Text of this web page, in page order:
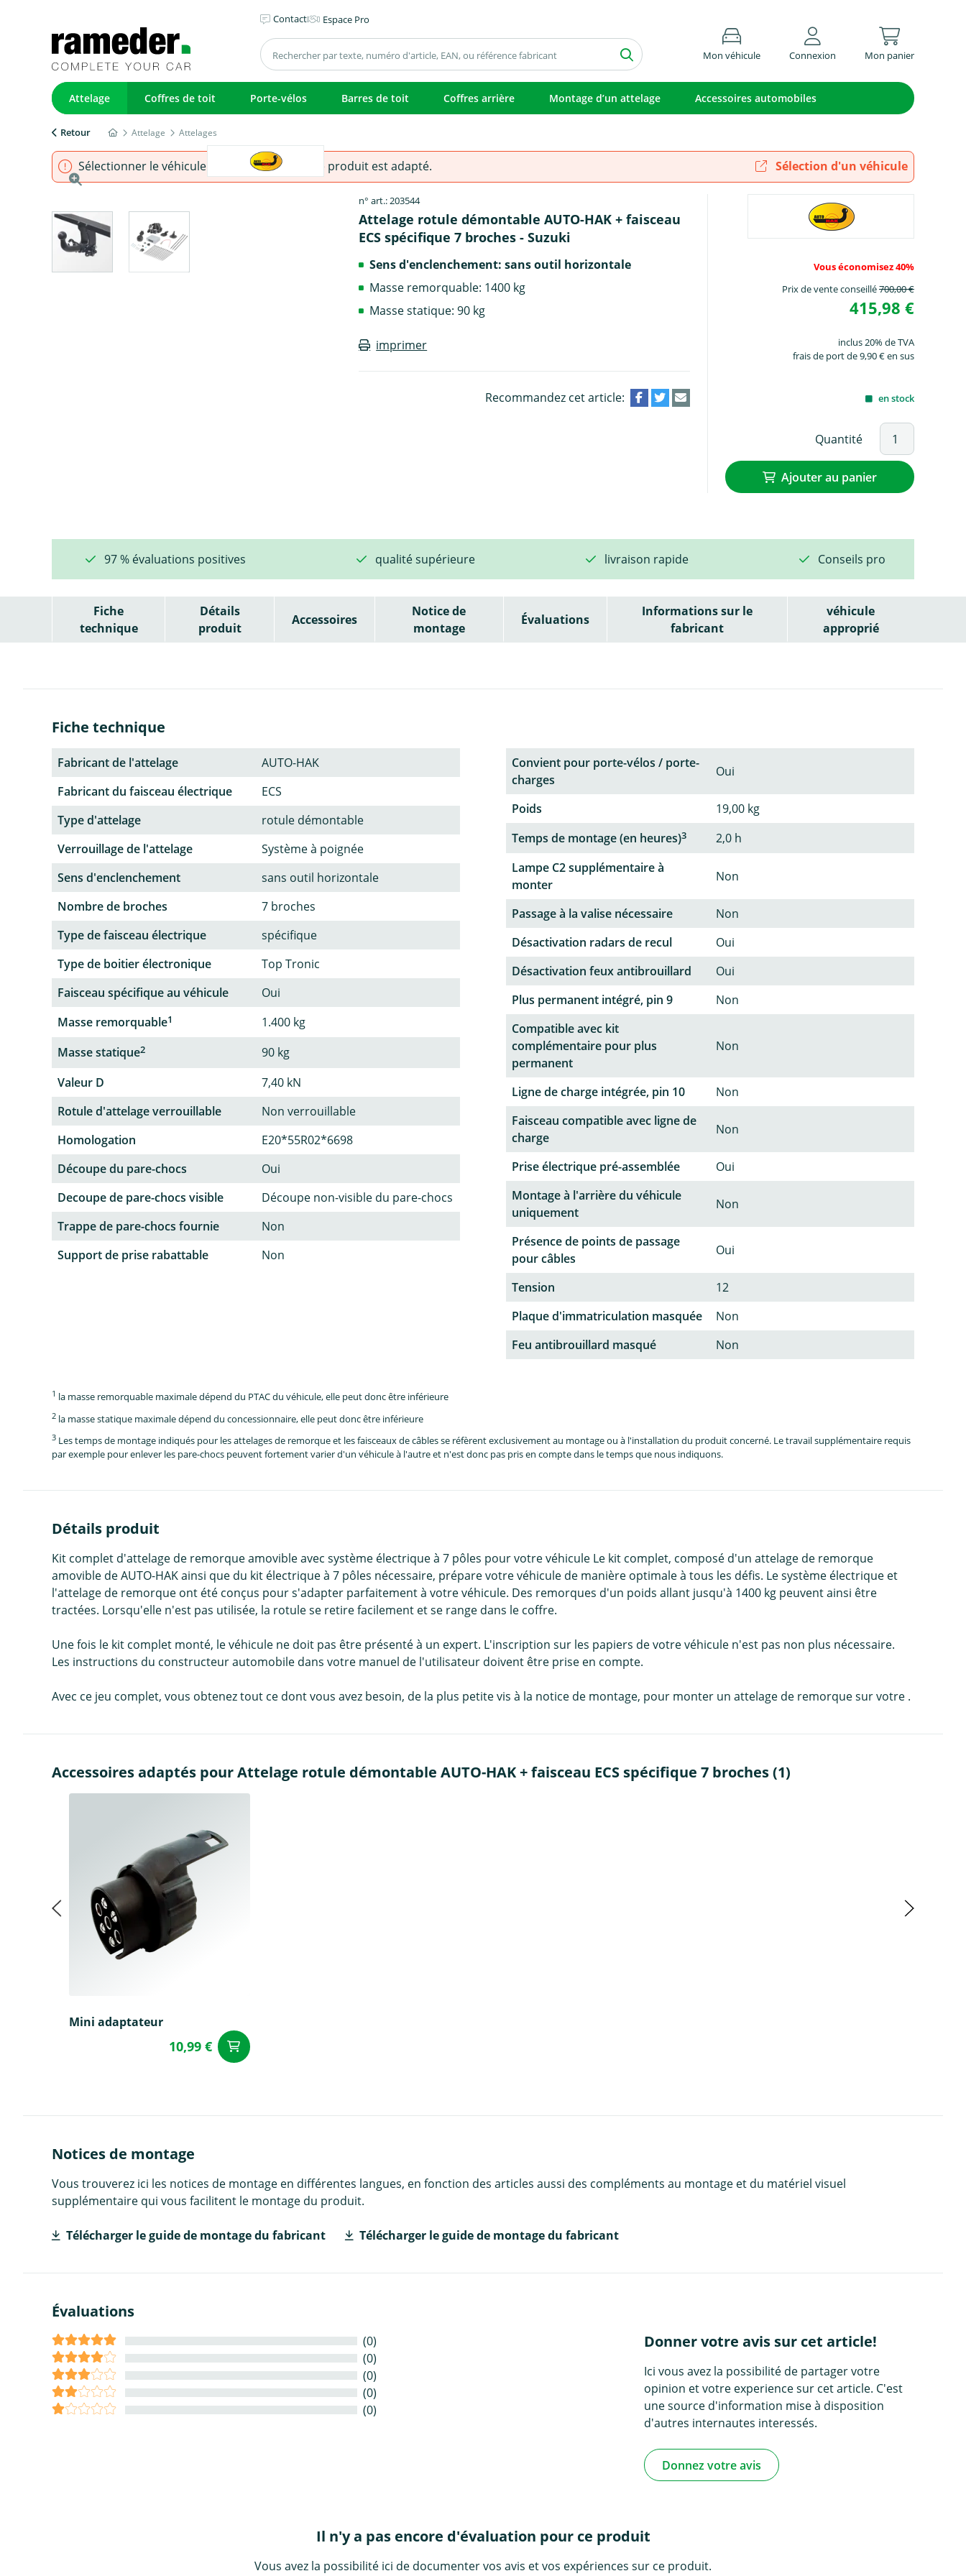
Contact Espace Pro
Mon véhicule Connexion Mon panier
Attelage Coffres de toit Porte-vélos Barres de toit Coffres arrière Montage d’un attelage Accessoires automobiles
Retour Attelage Attelages
Sélectionner le véhicule pour s'assurer que le produit est adapté. Sélection d'un véhicule
n° art.: 203544
Attelage rotule démontable AUTO-HAK + faisceau
ECS spécifique 7 broches - Suzuki
Sens d'enclenchement: sans outil horizontale
Masse remorquable: 1400 kg
Masse statique: 90 kg
imprimer
Recommandez cet article:
Vous économisez 40%
Prix de vente conseillé700,00 €
415,98 €
inclus 20% de TVA
frais de port de 9,90 € en sus
en stock
Quantité
Ajouter au panier
97 % évaluations positives qualité supérieure livraison rapide Conseils pro
Fiche
technique
Détails
produit
Accessoires
Notice de
montage
Évaluations
Informations sur le
fabricant
véhicule
approprié
Fiche technique
Fabricant de l'attelage
AUTO-HAK
Fabricant du faisceau électrique
ECS
Type d'attelage
rotule démontable
Verrouillage de l'attelage
Système à poignée
Sens d'enclenchement
sans outil horizontale
Nombre de broches
7 broches
Type de faisceau électrique
spécifique
Type de boitier électronique
Top Tronic
Faisceau spécifique au véhicule
Oui
Masse remorquable1
1.400 kg
Masse statique2
90 kg
Valeur D
7,40 kN
Rotule d'attelage verrouillable
Non verrouillable
Homologation
E20*55R02*6698
Découpe du pare-chocs
Oui
Decoupe de pare-chocs visible
Découpe non-visible du pare-chocs
Trappe de pare-chocs fournie
Non
Support de prise rabattable
Non
Convient pour porte-vélos / porte-
charges
Oui
Poids
19,00 kg
Temps de montage (en heures)3
2,0 h
Lampe C2 supplémentaire à
monter
Non
Passage à la valise nécessaire
Non
Désactivation radars de recul
Oui
Désactivation feux antibrouillard
Oui
Plus permanent intégré, pin 9
Non
Compatible avec kit
complémentaire pour plus
permanent
Non
Ligne de charge intégrée, pin 10
Non
Faisceau compatible avec ligne de
charge
Non
Prise électrique pré-assemblée
Oui
Montage à l'arrière du véhicule
uniquement
Non
Présence de points de passage
pour câbles
Oui
Tension
12
Plaque d'immatriculation masquée
Non
Feu antibrouillard masqué
Non
1 la masse remorquable maximale dépend du PTAC du véhicule, elle peut donc être inférieure
2 la masse statique maximale dépend du concessionnaire, elle peut donc être inférieure
3 Les temps de montage indiqués pour les attelages de remorque et les faisceaux de câbles se réfèrent exclusivement au montage ou à l'installation du produit concerné. Le travail supplémentaire requis
par exemple pour enlever les pare-chocs peuvent fortement varier d'un véhicule à l'autre et n'est donc pas pris en compte dans le temps que nous indiquons.
Détails produit
Kit complet d'attelage de remorque amovible avec système électrique à 7 pôles pour votre véhicule Le kit complet, composé d'un attelage de remorque
amovible de AUTO-HAK ainsi que du kit électrique à 7 pôles nécessaire, prépare votre véhicule de manière optimale à tous les défis. Le système électrique et
l'attelage de remorque ont été conçus pour s'adapter parfaitement à votre véhicule. Des remorques d'un poids allant jusqu'à 1400 kg peuvent ainsi être
tractées. Lorsqu'elle n'est pas utilisée, la rotule se retire facilement et se range dans le coffre.
Une fois le kit complet monté, le véhicule ne doit pas être présenté à un expert. L'inscription sur les papiers de votre véhicule n'est pas non plus nécessaire.
Les instructions du constructeur automobile dans votre manuel de l'utilisateur doivent être prise en compte.
Avec ce jeu complet, vous obtenez tout ce dont vous avez besoin, de la plus petite vis à la notice de montage, pour monter un attelage de remorque sur votre .
Accessoires adaptés pour Attelage rotule démontable AUTO-HAK + faisceau ECS spécifique 7 broches (1)
Mini adaptateur
10,99 €
Notices de montage
Vous trouverez ici les notices de montage en différentes langues, en fonction des articles aussi des compléments au montage et du matériel visuel
supplémentaire qui vous facilitent le montage du produit.
Télécharger le guide de montage du fabricant Télécharger le guide de montage du fabricant
Évaluations
(0)
(0)
(0)
(0)
(0)
Donner votre avis sur cet article!
Ici vous avez la possibilité de partager votre
opinion et votre experience sur cet article. C'est
une source d'information mise à disposition
d'autres internautes interessés.
Donnez votre avis
Il n'y a pas encore d'évaluation pour ce produit
Vous avez la possibilité ici de documenter vos avis et vos expériences sur ce produit.